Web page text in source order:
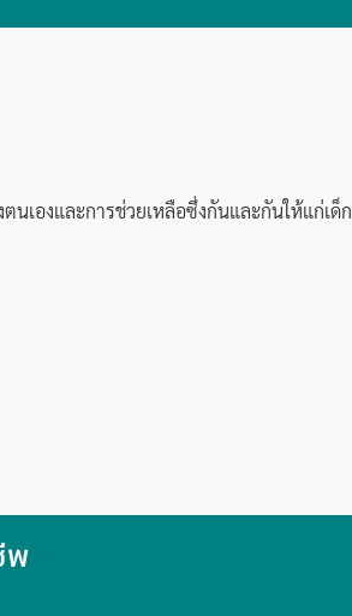
องและการช่วยเหลือซึ่งกันและกันให้แก่เด็ก
พ